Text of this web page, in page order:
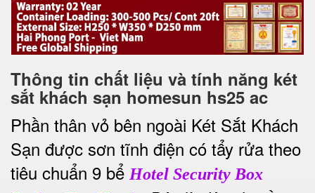
Thông tin chất liệu và tính năng két
sắt khách sạn homesun hs25 ac
Phần thân vỏ bên ngoài Két Sắt Khách
Sạn được sơn tĩnh điện có tẩy rửa theo
tiêu chuẩn 9 bể Hotel Security Box